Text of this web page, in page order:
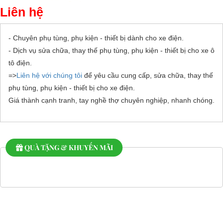
Liên hệ
- Chuyên phụ tùng, phụ kiện - thiết bị dành cho xe điện.
- Dịch vụ sửa chữa, thay thế phụ tùng, phụ kiện - thiết bị cho xe ô
tô điện.
=>Liên hệ với chúng tôi để yêu cầu cung cấp, sửa chữa, thay thế
phụ tùng, phụ kiện - thiết bị cho xe điện.
Giá thành cạnh tranh, tay nghề thợ chuyên nghiệp, nhanh chóng.
QUÀ TẶNG & KHUYẾN MÃI